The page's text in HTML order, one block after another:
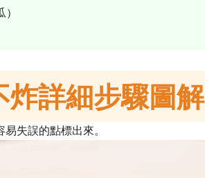
炸詳細步驟圖解
失誤的點標出來。